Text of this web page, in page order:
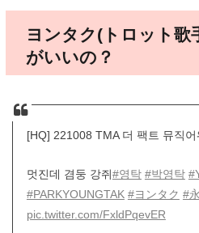
ヨンタク(トロット歌
がいいの？
[HQ] 221008 TMA 더 팩트 뮤직어
멋진데 겸둥 강쥐#영탁 #박영탁
#PARKYOUNGTAK #ヨンタク #
pic.twitter.com/FxldPqevER